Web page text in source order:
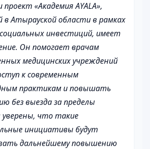
проект «Академия AYALA»,
в Атырауской области в рамках
инвестиций, имеет
Он помогает врачам
медицинских учреждений
к современным
практикам и повышать
без выезда за пределы
что такие
инициативы будут
дальнейшему повышению